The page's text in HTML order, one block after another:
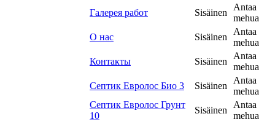
Галерея работ
Sisäinen
Antaa
mehua
О нас
Sisäinen
Antaa
mehua
Контакты
Sisäinen
Antaa
mehua
Септик Евролос Био 3
Sisäinen
Antaa
mehua
Септик Евролос Грунт
10
Sisäinen
Antaa
mehua